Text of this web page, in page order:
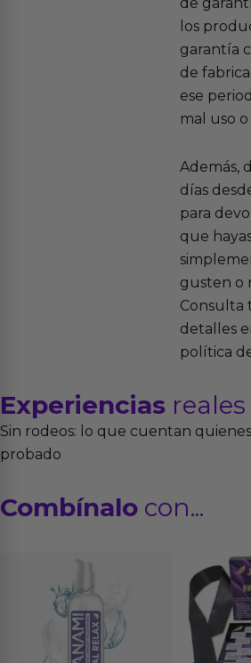
los
garantía
de
ese
mal uso
Además,
días
para
que
gusten o
Consulta
detalles
política
Experiencias reales
Sin rodeos: lo que cuentan
probado
Combínalo con...